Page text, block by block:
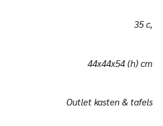
35 c,
44x44x54 (h) cm
Outlet kasten & tafels